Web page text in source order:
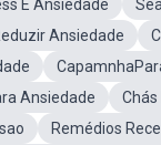
E Ansiedade
Ansiedade
Ansiedade
Remédios